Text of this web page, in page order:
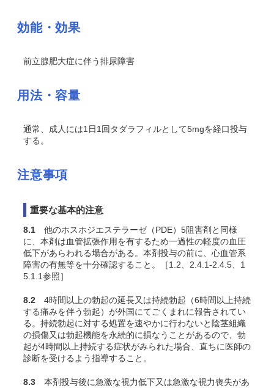
効能・効果
前立腺肥大症に伴う排尿障害
用法・容量
通常、成人には1日1回タダラフィルとして5mgを経口投与
する。
注意事項
重要な基本的注意
8.1 他のホスホジエステラーゼ（PDE）5阻害剤と同様
に、本剤は血管拡張作用を有するため一過性の軽度の血圧
低下があらわれる場合がある。本剤投与の前に、心血管系
障害の有無等を十分確認すること。［1.2、2.4.1-2.4.5、1
5.1.1参照］
8.2 4時間以上の勃起の延長又は持続勃起（6時間以上持続
する痛みを伴う勃起）が外国にてごくまれに報告されてい
る。持続勃起に対する処置を速やかに行わないと陰茎組織
の損傷又は勃起機能を永続的に損なうことがあるので、勃
起が4時間以上持続する症状がみられた場合、直ちに医師の
診断を受けるよう指導すること。
8.3 本剤投与後に急激な視力低下又は急激な視力喪失があ